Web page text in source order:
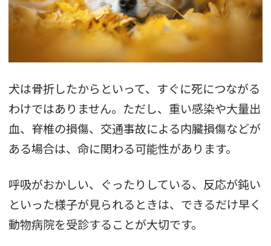
犬は骨折したからといって、すぐに死につながる
わけではありません。ただし、重い感染や大量出
血、脊椎の損傷、交通事故による内臓損傷などが
ある場合は、命に関わる可能性があります。
呼吸がおかしい、ぐったりしている、反応が鈍い
といった様子が見られるときは、できるだけ早く
動物病院を受診することが大切です。